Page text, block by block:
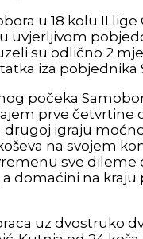
u 18 kolu II lige
uvjerljivom
su odlično 2
iza pobjednika
počeka
prve četvrtine
drugoj igraju
na svojem
sve dileme
a domaćini na kraju
uz dvostruko